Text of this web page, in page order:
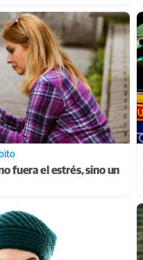
fuera el estrés, sino un